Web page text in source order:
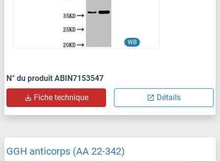
WB
N° du produit ABIN7153547
Fiche technique Détails
GGH anticorps (AA 22-342)